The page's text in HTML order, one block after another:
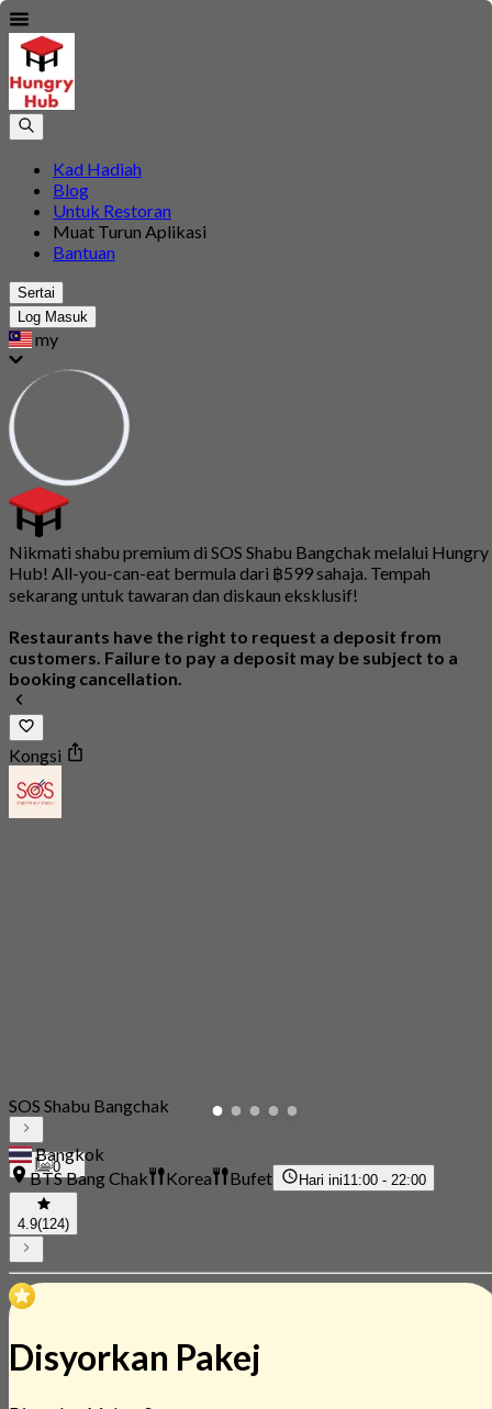
Kad Hadiah
Blog
Untuk Restoran
Muat Turun Aplikasi
Bantuan
Sertai
Log Masuk
my
Nikmati shabu premium di SOS Shabu Bangchak melalui Hungry
Hub! All-you-can-eat bermula dari ฿599 sahaja. Tempah
sekarang untuk tawaran dan diskaun eksklusif!
Restaurants have the right to request a deposit from
customers. Failure to pay a deposit may be subject to a
booking cancellation.
Kongsi
0
SOS Shabu Bangchak
Bangkok
BTS Bang Chak
Korea Bufet Hari ini11:00 - 22:00
4.9(124)
Disyorkan Pakej